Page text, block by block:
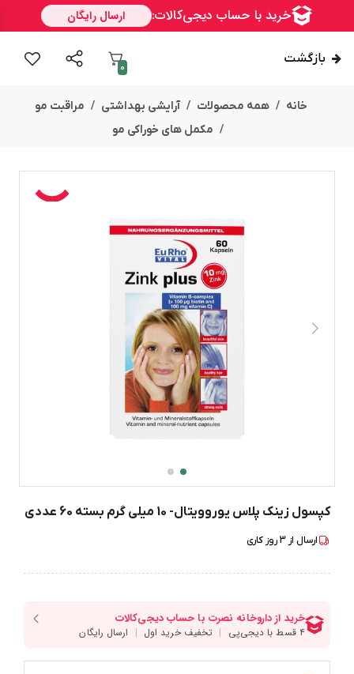
بازگشت
0
خانه همه محصولات آرایشی بهداشتی
مراقبت مو
مکمل های خوراکی مو
کپسول زینک پلاس یوروویتال- 10 میلی گرم بسته 60 عددی
ارسال از 3روز کاری